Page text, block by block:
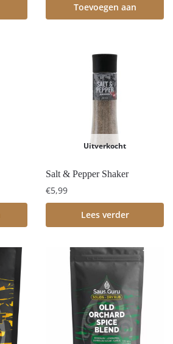
Toevoegen aan
Uitverkocht
Salt & Pepper Shaker
€5,99
Lees verder